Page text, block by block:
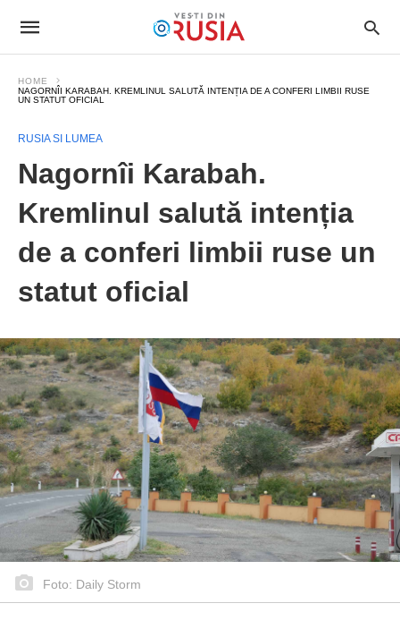
HOME
NAGORNÎI KARABAH. KREMLINUL SALUTĂ INTENȚIA DE A CONFERI LIMBII RUSE
UN STATUT OFICIAL
RUSIA SI LUMEA
Nagornîi Karabah.
Kremlinul salută intenția
de a conferi limbii ruse un
statut oficial
Foto: Daily Storm